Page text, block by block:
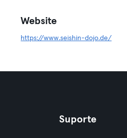
Website
https://www.seishin-dojo.de/
Suporte